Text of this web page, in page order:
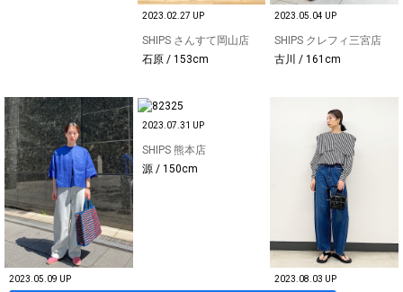
2023.02.27 UP
SHIPS さんすて岡山店
石原 / 153cm
2023.05.04 UP
SHIPS クレフィ三宮店
古川 / 161cm
2023.05.09 UP
2023.07.31 UP
SHIPS 熊本店
源 / 150cm
2023.08.03 UP